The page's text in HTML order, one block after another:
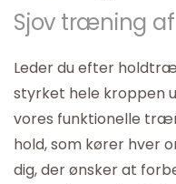
Sjov træning
Leder du efter
styrket hele kroppen
vores funktionelle
hold, som kører hver
dig, der ønsker at